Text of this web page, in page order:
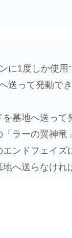
1度しか使用
送って発動で
墓地へ送って
ラーの翼神竜
ンドフェイズ
へ送らなけれ